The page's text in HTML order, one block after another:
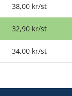
38,00 kr/st
32,90 kr/st
34,00 kr/st